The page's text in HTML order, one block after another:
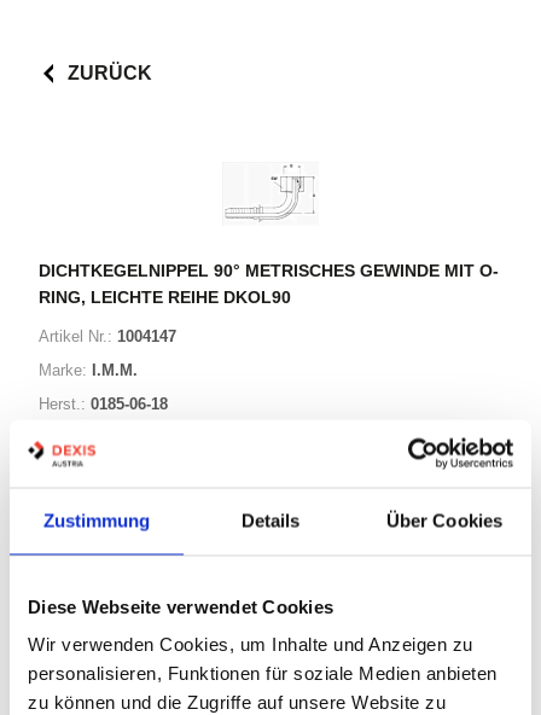
Zustimmung Details Über Cookies
Diese Webseite verwendet Cookies
Wir verwenden Cookies, um Inhalte und Anzeigen zu
personalisieren, Funktionen für soziale Medien anbieten
zu können und die Zugriffe auf unsere Website zu
ZURÜCK
DICHTKEGELNIPPEL 90° METRISCHES GEWINDE MIT O-
RING, LEICHTE REIHE DKOL90
Artikel Nr.: 1004147
Marke: I.M.M.
Herst.: 0185-06-18
Bezeichnung:
32 Varianten
Auf Lager
Lager anzeigen
Print